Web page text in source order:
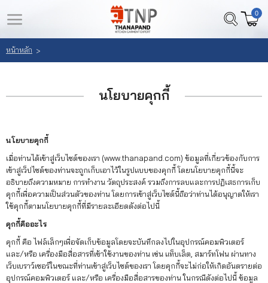
LOGIN
REGISTER
ที่
)
สินค้า
วิธี
สั่ง
ซื้อ
ลูกค้า
ของ
เรา
0
หน้าหลัก >
นโยบายคุกกี้
นโยบายคุกกี้
เมื่อท่านได้เข้าสู่เว็บไซต์ของเรา (www.thanapand.com) ข้อมูลที่เกี่ยวข้องกับการ
เข้าสู่เว็ปไซต์ของท่านจะถูกเก็บเอาไว้ในรูปแบบของคุกกี้ โดยนโยบายคุกกี้นี้จะ
อธิบายถึงความหมาย การทำงาน วัตถุประสงค์ รวมถึงการลบและการปฏิเสธการเก็บ
คุกกี้เพื่อความเป็นส่วนตัวของท่าน โดยการเข้าสู่เว็บไซต์นี้ถือว่าท่านได้อนุญาตให้เรา
ใช้คุกกี้ตามนโยบายคุกกี้ที่มีรายละเอียดดังต่อไปนี้
คุกกี้คืออะไร
คุกกี้ คือ ไฟล์เล็กๆเพื่อจัดเก็บข้อมูลโดยจะบันทึกลงไปในอุปกรณ์คอมพิวเตอร์
และ/หรือ เครื่องมือสื่อสารที่เข้าใช้งานของท่าน เช่น แท็บเล็ต, สมาร์ทโฟน ผ่านทาง
เว็บเบราว์เซอร์ในขณะที่ท่านเข้าสู่เว็บไซต์ของเรา โดยคุกกี้จะไม่ก่อให้เกิดอันตรายต่อ
อุปกรณ์คอมพิวเตอร์ และ/หรือ เครื่องมือสื่อสารของท่าน ในกรณีดังต่อไปนี้ ข้อมูล